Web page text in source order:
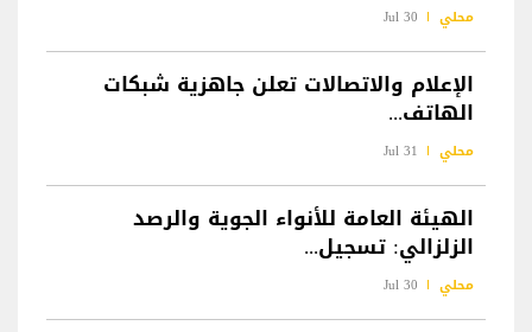
محلي 30 Jul
الإعلام والاتصالات تعلن جاهزية شبكات
الهاتف...
محلي 31 Jul
الهيئة العامة للأنواء الجوية والرصد
الزلزالي: تسجيل...
محلي 30 Jul